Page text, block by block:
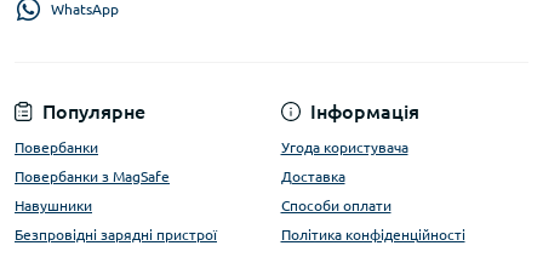
Популярне
Повербанки
Повербанки з MagSafe
Навушники
Безпровідні зарядні пристрої
Інформація
Угода користувача
Доставка
Способи оплати
Політика конфіденційності
WhatsApp